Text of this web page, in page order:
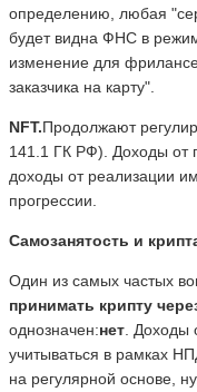
определению, любая
будет видна ФНС в
изменение для
заказчика на карту".
NFT.Продолжают
141.1 ГК РФ). Доходы от
доходы от реализации
прогрессии.
Самозанятость и
Один из самых частых
принимать крипту
однозначен:нет . Доходы
учитываться в рамках
на регулярной основе,